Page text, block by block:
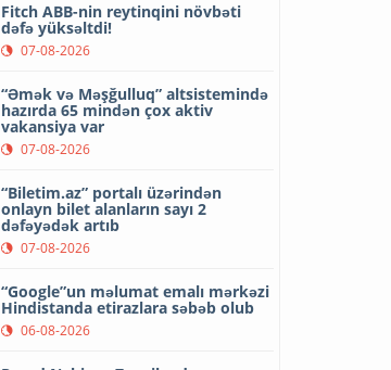
Fitch ABB-nin reytinqini növbəti
dəfə yüksəltdi!
07-08-2026
“Əmək və Məşğulluq” altsistemində
hazırda 65 mindən çox aktiv
vakansiya var
07-08-2026
“Biletim.az” portalı üzərindən
onlayn bilet alanların sayı 2
dəfəyədək artıb
07-08-2026
“Google”un məlumat emalı mərkəzi
Hindistanda etirazlara səbəb olub
06-08-2026